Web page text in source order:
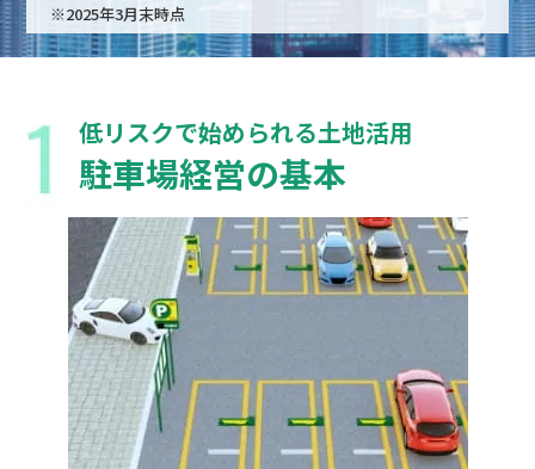
※2025年3月末時点
低リスクで始められる土地活用
駐車場経営の基本